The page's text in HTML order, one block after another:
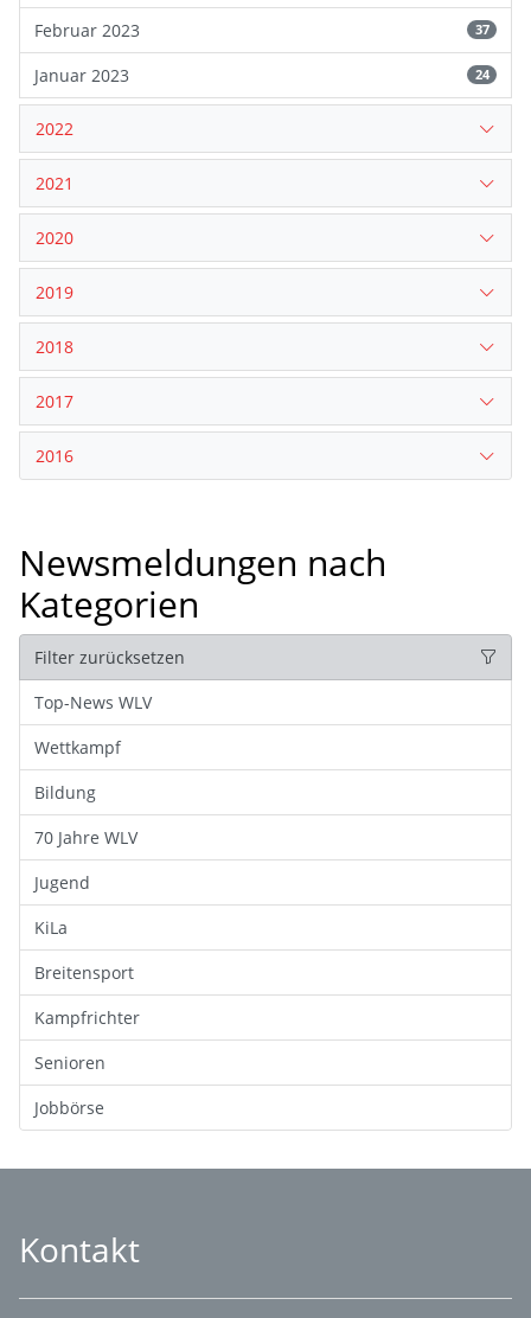
Februar 2023 37
Januar 2023 24
2022
2021
2020
2019
2018
2017
2016
Newsmeldungen nach
Kategorien
Filter zurücksetzen
Top-News WLV
Wettkampf
Bildung
70 Jahre WLV
Jugend
KiLa
Breitensport
Kampfrichter
Senioren
Jobbörse
Kontakt